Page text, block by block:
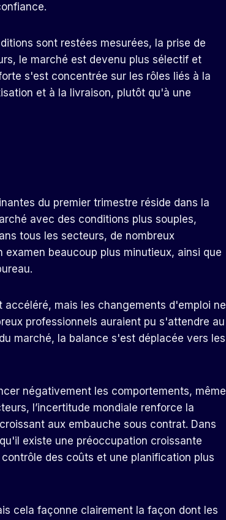
sont restées mesurées, la prise de
le marché est devenu plus sélectif et
s'est concentrée sur les rôles liés à la
et à la livraison, plutôt qu'à une
du premier trimestre réside dans la
avec des conditions plus souples,
tous les secteurs, de nombreux
beaucoup plus minutieux, ainsi que
mais les changements d'emploi ne
professionnels auraient pu s'attendre au
marché, la balance s'est déplacée vers les
négativement les comportements, même
l’incertitude mondiale renforce la
aux embauche sous contrat. Dans
existe une préoccupation croissante
des coûts et une planification plus
cela façonne clairement la façon dont les